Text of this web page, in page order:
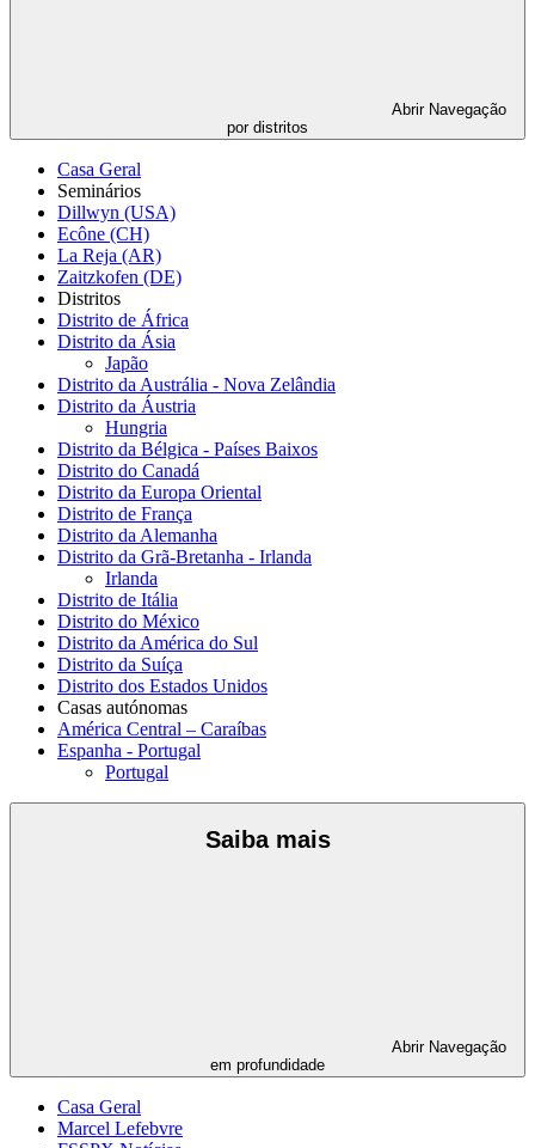
AbrirNavegação
por distritos
Casa Geral
Seminários
Dillwyn (USA)
Ecône (CH)
La Reja (AR)
Zaitzkofen (DE)
Distritos
Distrito de África
Distrito da Ásia
Japão
Distrito da Austrália - Nova Zelândia
Distrito da Áustria
Hungria
Distrito da Bélgica - Países Baixos
Distrito do Canadá
Distrito da Europa Oriental
Distrito de França
Distrito da Alemanha
Distrito da Grã-Bretanha - Irlanda
Irlanda
Distrito de Itália
Distrito do México
Distrito da América do Sul
Distrito da Suíça
Distrito dos Estados Unidos
Casas autónomas
América Central – Caraíbas
Espanha - Portugal
Portugal
Saiba mais
AbrirNavegação
em profundidade
Casa Geral
Marcel Lefebvre